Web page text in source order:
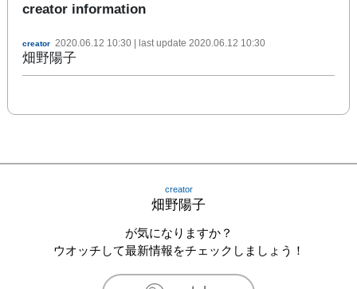
creator information
creator 2020.06.12 10:30 | last update 2020.06.12 10:30
畑野陽子
creator
畑野陽子
が気になりますか？
ウオッチして最新情報をチェックしましょう！